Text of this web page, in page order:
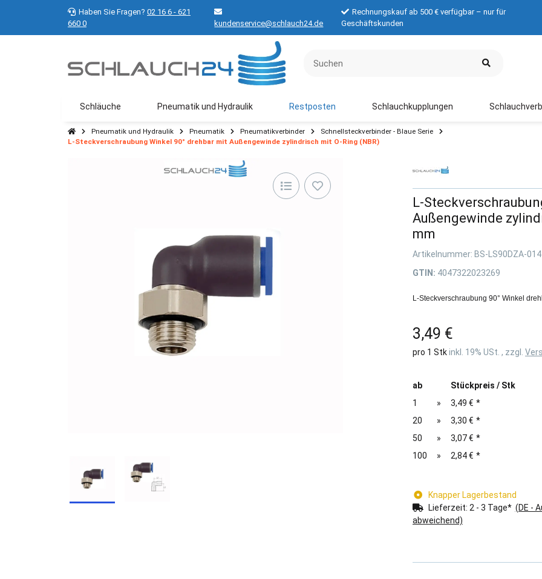
Haben Sie Fragen? 02 16 6 - 621
660 0
kundenservice@schlauch24.de
Rechnungskauf ab 500 € verfügbar – nur für
Geschäftskunden
Schläuche Pneumatik und Hydraulik Restposten Schlauchkupplungen
Pneumatik und Hydraulik Pneumatik Pneumatikverbinder
Schnellsteckverbinder - Blaue Serie
L-Steckverschraubung Winkel 90° drehbar mit Außengewinde zylindrisch mit O-Ring (NBR)
L-
Außengewinde
mm
Artikelnummer: BS-LS90DZA-014
GTIN: 4047322023269
L-Steckverschraubung 90° Winkel
3,49 €
pro 1 Stkinkl. 19% USt. , zzgl.
ab
Stückpreis / Stk
1
» 3,49 € *
20
» 3,30 € *
50
» 3,07 € *
100
» 2,84 € *
Knapper Lagerbestand
Lieferzeit: 2 - 3 Tage* (DE -
abweichend)